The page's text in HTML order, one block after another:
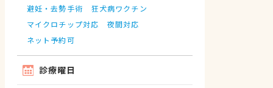
避妊・去勢手術
狂犬病ワクチン
マイクロチップ対応
夜間対応
ネット予約可
診療曜日